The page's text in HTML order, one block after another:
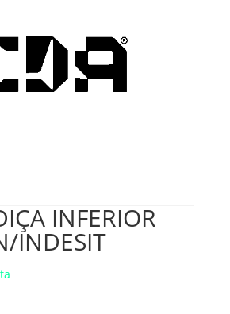
INFERIOR
INDESIT